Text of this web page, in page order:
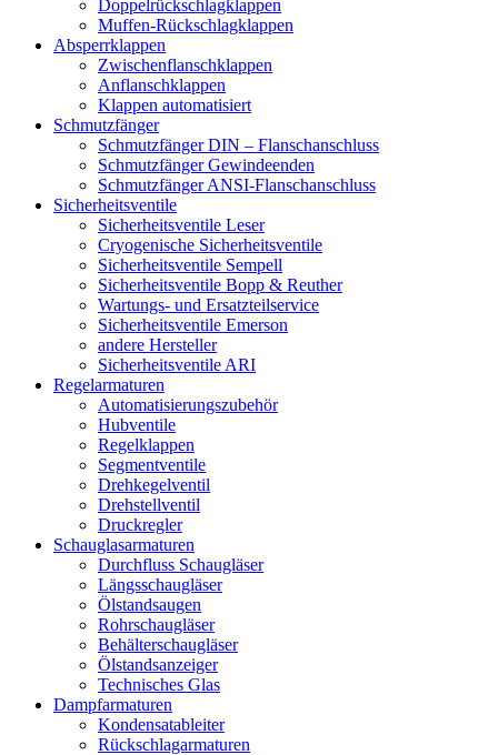
Doppelrückschlagklappen
Muffen-Rückschlagklappen
Absperrklappen
Zwischenflanschklappen
Anflanschklappen
Klappen automatisiert
Schmutzfänger
Schmutzfänger DIN – Flanschanschluss
Schmutzfänger Gewindeenden
Schmutzfänger ANSI-Flanschanschluss
Sicherheitsventile
Sicherheitsventile Leser
Cryogenische Sicherheitsventile
Sicherheitsventile Sempell
Sicherheitsventile Bopp & Reuther
Wartungs- und Ersatzteilservice
Sicherheitsventile Emerson
andere Hersteller
Sicherheitsventile ARI
Regelarmaturen
Automatisierungszubehör
Hubventile
Regelklappen
Segmentventile
Drehkegelventil
Drehstellventil
Druckregler
Schauglas­armaturen
Durchfluss Schaugläser
Längsschaugläser
Ölstandsaugen
Rohrschaugläser
Behälterschaugläser
Ölstandsanzeiger
Technisches Glas
Dampfarmaturen
Kondensatableiter
Rückschlagarmaturen